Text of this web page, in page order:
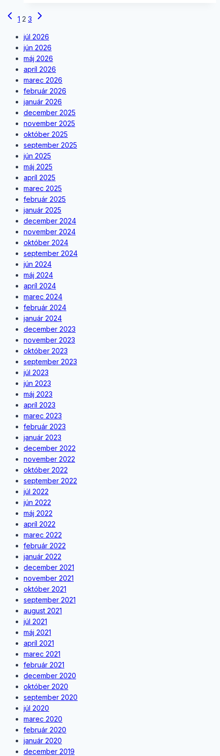
Page
navigation
Previous
Page
1 2 3
Next
júl 2026
jún 2026
máj 2026
apríl 2026
marec 2026
február 2026
január 2026
december 2025
november 2025
október 2025
september 2025
jún 2025
máj 2025
apríl 2025
marec 2025
február 2025
január 2025
december 2024
november 2024
október 2024
september 2024
jún 2024
máj 2024
apríl 2024
marec 2024
február 2024
január 2024
december 2023
november 2023
október 2023
september 2023
júl 2023
jún 2023
máj 2023
apríl 2023
marec 2023
február 2023
január 2023
december 2022
november 2022
október 2022
september 2022
júl 2022
jún 2022
máj 2022
apríl 2022
marec 2022
február 2022
január 2022
december 2021
november 2021
október 2021
september 2021
august 2021
júl 2021
máj 2021
apríl 2021
marec 2021
február 2021
december 2020
október 2020
september 2020
júl 2020
marec 2020
február 2020
január 2020
december 2019